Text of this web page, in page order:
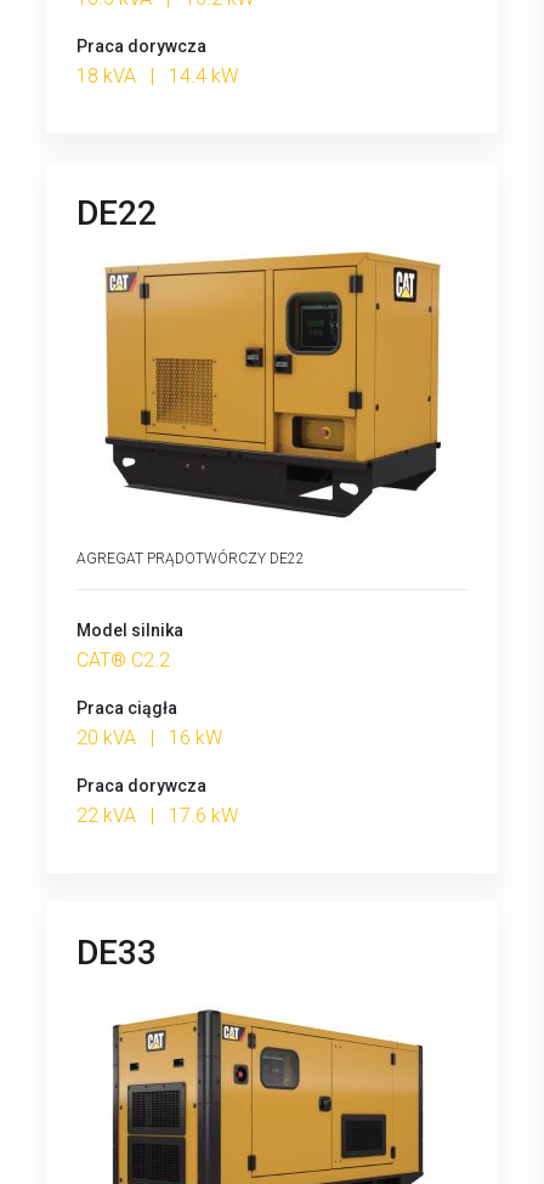
Praca dorywcza
18 kVA | 14.4 kW
DE22
AGREGAT PRĄDOTWÓRCZY DE22
Model silnika
CAT® C2.2
Praca ciągła
20 kVA | 16 kW
Praca dorywcza
22 kVA | 17.6 kW
DE33